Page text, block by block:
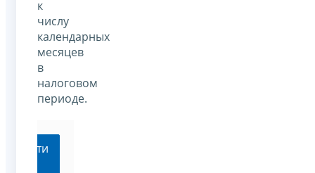
к
числу
календарных
месяцев
в
налоговом
периоде.
Перейти